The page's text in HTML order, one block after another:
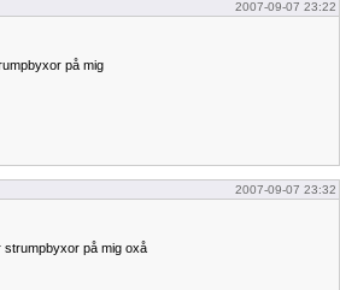
2007-09-07 23:22
på mig
2007-09-07 23:32
strumpbyxor på mig oxå